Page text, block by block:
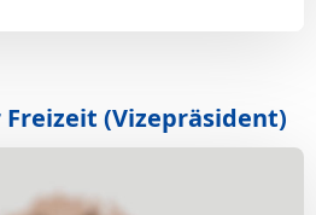
(Vizepräsident)